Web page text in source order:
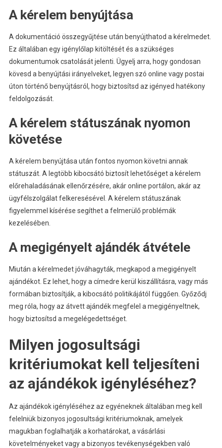
A kérelem benyújtása
A dokumentáció összegyűjtése után benyújthatod a kérelmedet.
Ez általában egy igénylőlap kitöltését és a szükséges
dokumentumok csatolását jelenti. Ügyelj arra, hogy gondosan
kövesd a benyújtási irányelveket, legyen szó online vagy postai
úton történő benyújtásról, hogy biztosítsd az igényed hatékony
feldolgozását.
A kérelem státuszának nyomon
követése
A kérelem benyújtása után fontos nyomon követni annak
státuszát. A legtöbb kibocsátó biztosít lehetőséget a kérelem
előrehaladásának ellenőrzésére, akár online portálon, akár az
ügyfélszolgálat felkeresésével. A kérelem státuszának
figyelemmel kísérése segíthet a felmerülő problémák
kezelésében.
A megigényelt ajándék átvétele
Miután a kérelmedet jóváhagyták, megkapod a megigényelt
ajándékot. Ez lehet, hogy a címedre kerül kiszállításra, vagy más
formában biztosítják, a kibocsátó politikájától függően. Győződj
meg róla, hogy az átvett ajándék megfelel a megigényeltnek,
hogy biztosítsd a megelégedettséget.
Milyen jogosultsági
kritériumokat kell teljesíteni
az ajándékok igényléséhez?
Az ajándékok igényléséhez az egyéneknek általában meg kell
felelniük bizonyos jogosultsági kritériumoknak, amelyek
magukban foglalhatják a korhatárokat, a vásárlási
követelményeket vagy a bizonyos tevékenységekben való